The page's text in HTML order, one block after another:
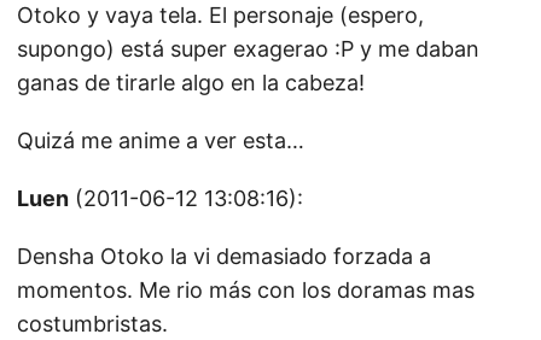
Otoko y vaya tela. El personaje (espero,
supongo) está super exagerao :P y me daban
ganas de tirarle algo en la cabeza!
Quizá me anime a ver esta…
Luen (2011-06-12 13:08:16):
Densha Otoko la vi demasiado forzada a
momentos. Me rio más con los doramas mas
costumbristas.